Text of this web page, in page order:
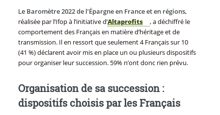
Le Baromètre 2022 de l’Épargne en France et en régions,
réalisée par l’Ifop à l’initiative d’Altaprofits
, a déchiffré le
comportement des Français en matière d’héritage et de
transmission. Il en ressort que seulement 4 Français sur 10
(41 %) déclarent avoir mis en place un ou plusieurs dispositifs
pour organiser leur succession. 59% n’ont donc rien prévu.
Organisation de sa succession :
dispositifs choisis par les Français